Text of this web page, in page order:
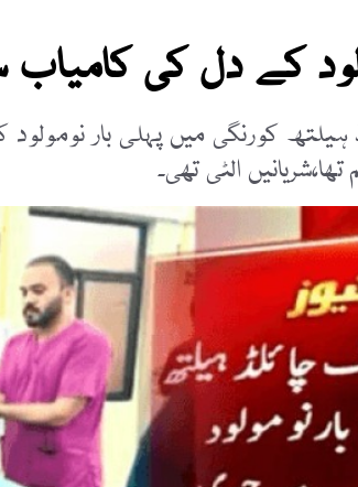
کے دل کی
کورنگی میں پہلی بار
الٹی تھی۔